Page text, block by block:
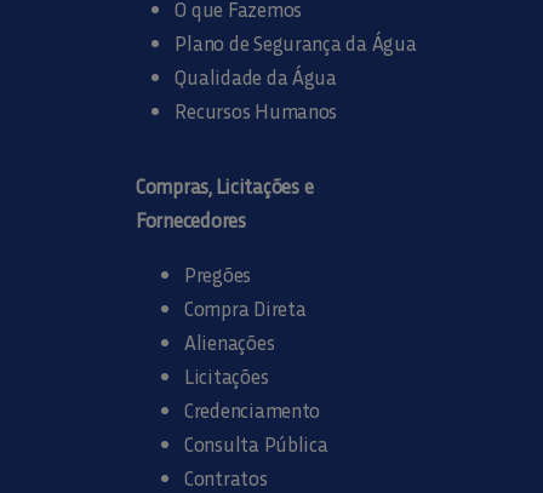
O que Fazemos
Plano de Segurança da Água
Qualidade da Água
Recursos Humanos
Compras, Licitações e
Fornecedores
Pregões
Compra Direta
Alienações
Licitações
Credenciamento
Consulta Pública
Contratos